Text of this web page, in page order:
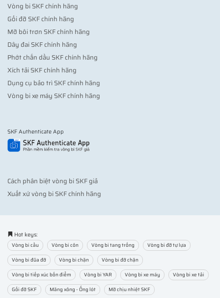
Vòng bi SKF chính hãng
Gối đỡ SKF chính hãng
Mỡ bôi trơn SKF chính hãng
Dây đai SKF chính hãng
Phớt chắn dầu SKF chính hãng
Xích tải SKF chính hãng
Dụng cụ bảo trì SKF chính hãng
Vòng bi xe máy SKF chính hãng
SKF Authenticate App
Cách phân biệt vòng bi SKF giả
Xuất xứ vòng bi SKF chính hãng
Hot keys:
Vòng bi cầu Vòng bi côn Vòng bi tang trống
Vòng bi đỡ tự lựa
Vòng bi đũa đỡ
Vòng bi chặn
Vòng bi đỡ chặn
Vòng bi tiếp xúc bốn điểm
Vòng bi YAR Vòng bi xe máy
Vòng bi xe tải
Gối đỡ SKF
Măng xông - Ống lót
Mỡ chịu nhiệt SKF